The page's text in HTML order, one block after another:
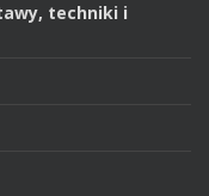
techniki i